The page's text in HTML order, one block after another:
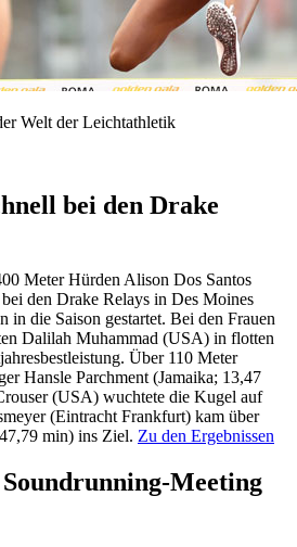
Welt der Leichtathletik
bei den Drake
Meter Hürden Alison Dos Santos
den Drake Relays in Des Moines
in die Saison gestartet. Bei den Frauen
Dalilah Muhammad (USA) in flotten
Über 110 Meter
Hansle Parchment (Jamaika; 13,47
(USA) wuchtete die Kugel auf
(Eintracht Frankfurt) kam über
min) ins Ziel. Zu den Ergebnissen
Meeting